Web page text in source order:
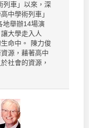
列車」以來，深
中學術列車」
地舉辦14場演
大學走入人
命中。 陳力俊
源，藉著高中
社會的資源，